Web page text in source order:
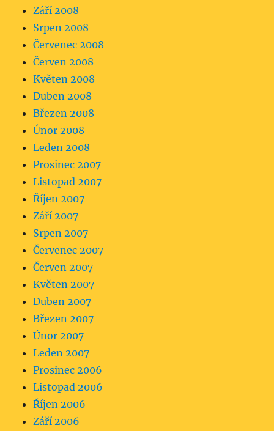
Září 2008
Srpen 2008
Červenec 2008
Červen 2008
Květen 2008
Duben 2008
Březen 2008
Únor 2008
Leden 2008
Prosinec 2007
Listopad 2007
Říjen 2007
Září 2007
Srpen 2007
Červenec 2007
Červen 2007
Květen 2007
Duben 2007
Březen 2007
Únor 2007
Leden 2007
Prosinec 2006
Listopad 2006
Říjen 2006
Září 2006